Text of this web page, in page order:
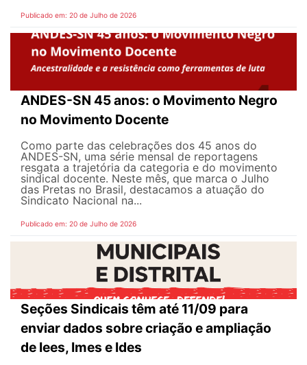
Publicado em: 20 de Julho de 2026
ANDES-SN 45 anos: o Movimento Negro
no Movimento Docente
Como parte das celebrações dos 45 anos do
ANDES-SN, uma série mensal de reportagens
resgata a trajetória da categoria e do movimento
sindical docente. Neste mês, que marca o Julho
das Pretas no Brasil, destacamos a atuação do
Sindicato Nacional na...
Publicado em: 20 de Julho de 2026
Seções Sindicais têm até 11/09 para
enviar dados sobre criação e ampliação
de Iees, Imes e Ides